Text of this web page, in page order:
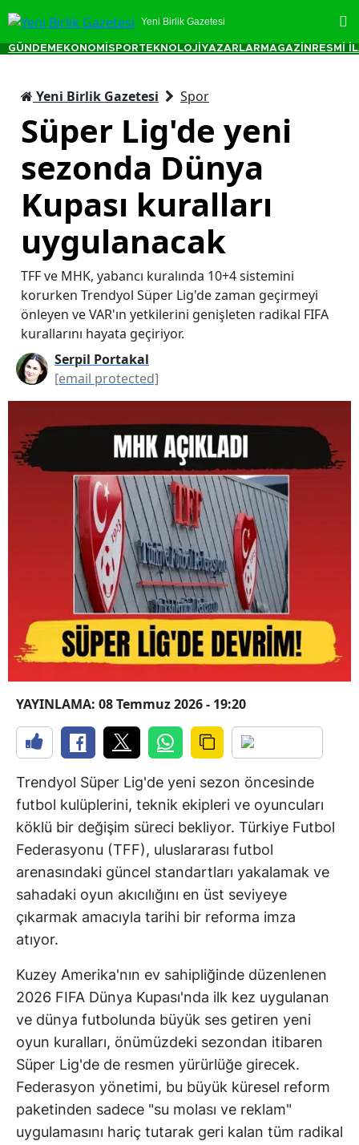
Yeni Birlik Gazetesi
GÜNDEM EKONOMİ SPORTEKNOLOJİ YAZARLAR MAGAZİN RESMİ
Yeni Birlik Gazetesi Spor
Süper Lig'de yeni
sezonda Dünya
Kupası kuralları
uygulanacak
TFF ve MHK, yabancı kuralında 10+4 sistemini
korurken Trendyol Süper Lig'de zaman geçirmeyi
önleyen ve VAR'ın yetkilerini genişleten radikal FIFA
kurallarını hayata geçiriyor.
Serpil Portakal
[email protected]
YAYINLAMA: 08 Temmuz 2026 - 19:20
Trendyol Süper Lig'de yeni sezon öncesinde
futbol kulüplerini, teknik ekipleri ve oyuncuları
köklü bir değişim süreci bekliyor. Türkiye Futbol
Federasyonu (TFF), uluslararası futbol
arenasındaki güncel standartları yakalamak ve
sahadaki oyun akıcılığını en üst seviyeye
çıkarmak amacıyla tarihi bir reforma imza
atıyor.
Kuzey Amerika'nın ev sahipliğinde düzenlenen
2026 FIFA Dünya Kupası'nda ilk kez uygulanan
ve dünya futbolunda büyük ses getiren yeni
oyun kuralları, önümüzdeki sezondan itibaren
Süper Lig'de de resmen yürürlüğe girecek.
Federasyon yönetimi, bu büyük küresel reform
paketinden sadece "su molası ve reklam"
uygulamasını hariç tutarak geri kalan tüm radikal